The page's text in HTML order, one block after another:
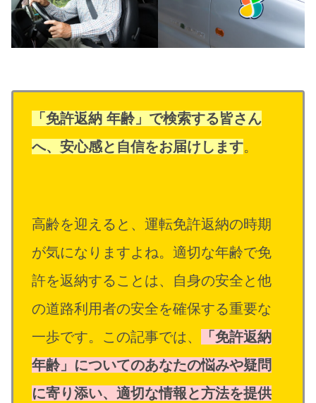
「免許返納 年齢」で検索する皆さん
へ、安心感と自信をお届けします。
高齢を迎えると、運転免許返納の時期
が気になりますよね。適切な年齢で免
許を返納することは、自身の安全と他
の道路利用者の安全を確保する重要な
一歩です。この記事では、
「免許返納
年齢」についてのあなたの悩みや疑問
に寄り添い、適切な情報と方法を提供